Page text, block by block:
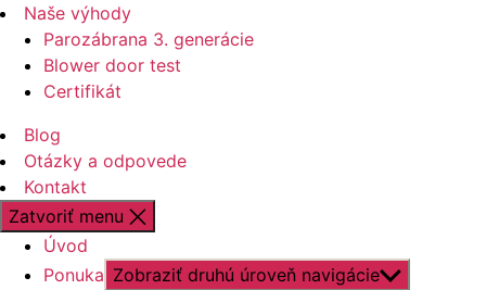
Naše výhody
Parozábrana 3. generácie
Blower door test
Certifikát
Blog
Otázky a odpovede
Kontakt
Zatvoriť menu
Úvod
Ponuka Zobraziť druhú úroveň navigácie